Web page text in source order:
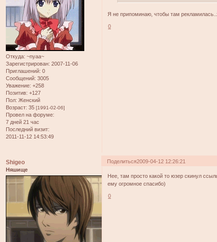
Откуда: ~nyaa~
Зарегистрирован: 2007-11-06
Приглашений: 0
Сообщений: 3005
Уважение: +258
Позитив: +127
Пол: Женский
Возраст: 35 [1991-02-06]
Провел на форуме:
7 дней 21 час
Последний визит:
2011-11-12 14:53:49
Я не припоминаю, чтобы там
0
Поделиться2009-04-12 12:26:21
Shigeo
Няшище
Нее, там просто какой то юзер скинул
ему огромное спасибо)
0